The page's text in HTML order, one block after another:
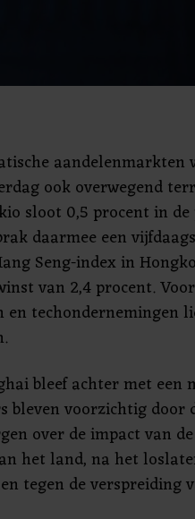
aandelenmarkten
ook overwegend
sloot 0,5 procent in de
daarmee een
Seng-index in
van 2,4 procent.
en techondernemingen
bleef achter met een
bleven voorzichtig door
over de impact van
het land, na het
tegen de verspreiding